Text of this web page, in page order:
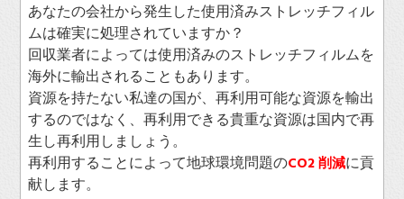
あなたの会社から発生した使用済みストレッチフィル
ムは確実に処理されていますか？
回収業者によっては使用済みのストレッチフィルムを
海外に輸出されることもあります。
資源を持たない私達の国が、再利用可能な資源を輸出
するのではなく、再利用できる貴重な資源は国内で再
生し再利用しましょう。
再利用することによって地球環境問題のCO2 削減に貢
献します。